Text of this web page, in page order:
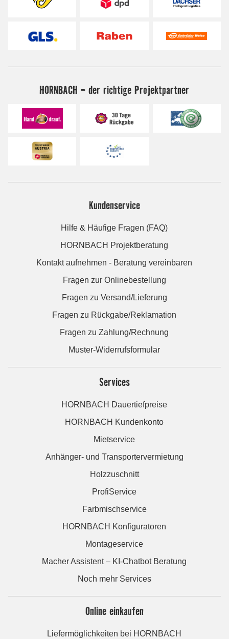
HORNBACH - der richtige Projektpartner
Kundenservice
Hilfe & Häufige Fragen (FAQ)
HORNBACH Projektberatung
Kontakt aufnehmen - Beratung vereinbaren
Fragen zur Onlinebestellung
Fragen zu Versand/Lieferung
Fragen zu Rückgabe/Reklamation
Fragen zu Zahlung/Rechnung
Muster-Widerrufsformular
Services
HORNBACH Dauertiefpreise
HORNBACH Kundenkonto
Mietservice
Anhänger- und Transportervermietung
Holzzuschnitt
ProfiService
Farbmischservice
HORNBACH Konfiguratoren
Montageservice
Macher Assistent – KI-Chatbot Beratung
Noch mehr Services
Online einkaufen
Liefermöglichkeiten bei HORNBACH